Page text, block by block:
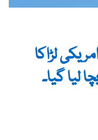
لڑاکا
لیا گیا۔